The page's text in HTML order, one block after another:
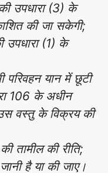
उपधारा (3) के
की जा सकेगी;
उपधारा (1) के
यान में छूटी
106 के अधीन
वस्तु के विक्रय की
तामील की रीति;
है या की जाए।